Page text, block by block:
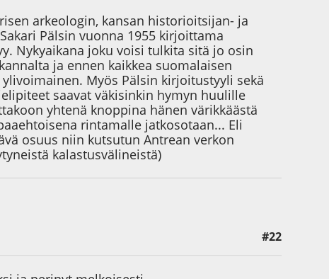
arkeologin, kansan historioitsijan- ja
Pälsin vuonna 1955 kirjoittama
Nykyaikana joku voisi tulkita sitä jo osin
ja ennen kaikkea suomalaisen
Myös Pälsin kirjoitustyyli sekä
saavat väkisinkin hymyn huulille
yhtenä knoppina hänen värikkäästä
rintamalle jatkosotaan... Eli
osuus niin kutsutun Antrean verkon
kalastusvälineistä)
#22